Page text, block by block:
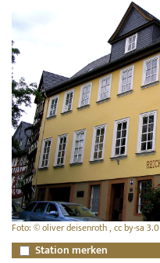
Foto: © oliver deisenroth , cc by-sa 3.0
Station merken